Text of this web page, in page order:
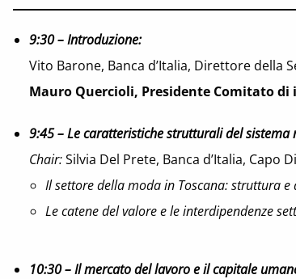
9:30 – Introduzione:
Vito Barone, Banca d’Italia, Direttore della
Mauro Quercioli, Presidente Comitato
9:45 – Le caratteristiche strutturali del
Chair:Silvia Del Prete, Banca d’Italia, Capo
Il settore della moda in Toscana: struttura e
Le catene del valore e le interdipendenze
10:30 – Il mercato del lavoro e il capitale